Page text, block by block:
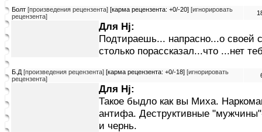
Болт [произведения рецензента] [карма рецензента: +0/-20] [игнорировать
рецензента]
Для Hj:
Подтираешь... напрасно...о своей
столько порассказал...что ...нет
Б.Д [произведения рецензента] [карма рецензента: +0/-18] [игнорировать
рецензента]
Для Hj:
Такое быдло как вы Миха.
антифа. Деструктивные
и чернь.